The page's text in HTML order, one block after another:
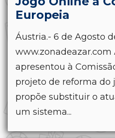
Europeia
Áustria.- 6 de Agosto
www.zonadeazar.com
apresentou à
projeto de reforma do
propõe substituir o
um sistema...